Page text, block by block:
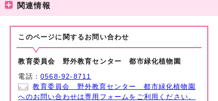
関連情報
このページに関する お問い合わせ
教育委員会 野外教育センター 都市緑化植物園
電話：0568-92-8711
教育委員会 野外教育センター 都市緑化植物園
へのお問い合わせは専用フォームをご利用ください。